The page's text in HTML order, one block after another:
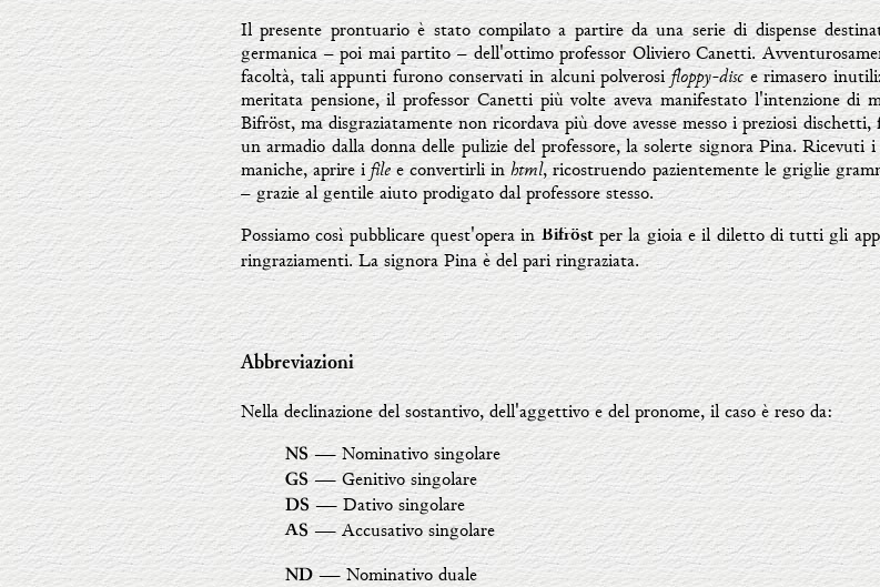
Il presente prontuario è stato compilato a partire da una serie di dispense
germanica – poi mai partito – dell'ottimo professor Oliviero Canetti.
facoltà, tali appunti furono conservati in alcuni polverosi floppy-disce rimasero
meritata pensione, il professor Canetti più volte aveva manifestato l'intenzione di
Bifröst, ma disgraziatamente non ricordava più dove avesse messo i preziosi
un armadio dalla donna delle pulizie del professore, la solerte signora Pina. Ricevuti
maniche, aprire ifilee convertirli inhtml, ricostruendo pazientemente le griglie
– grazie al gentile aiuto prodigato dal professore stesso.
Possiamo così pubblicare quest'opera inBifröstper la gioia e il diletto di tutti gli
ringraziamenti. La signora Pina è del pari ringraziata.
Abbreviazioni
Nella declinazione del sostantivo, dell'aggettivo e del pronome, il caso è reso da:
NS― Nominativo singolare
GS― Genitivo singolare
DS― Dativo singolare
AS― Accusativo singolare
ND― Nominativo duale